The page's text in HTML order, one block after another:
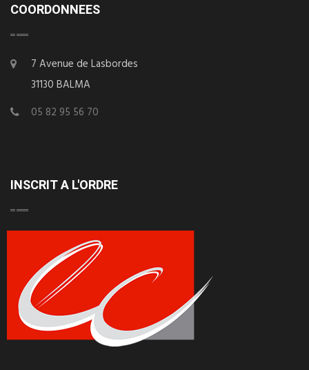
COORDONNEES
7 Avenue de Lasbordes
31130 BALMA
05 82 95 56 70
INSCRIT A L'ORDRE